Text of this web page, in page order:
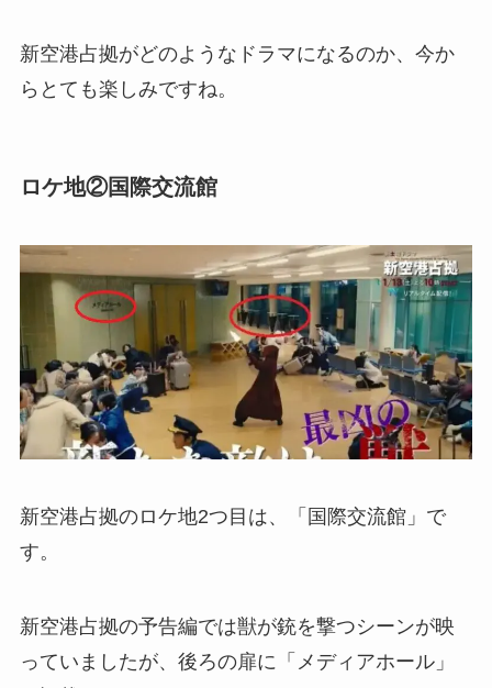
新空港占拠がどのようなドラマになるのか、今か
らとても楽しみですね。
ロケ地②国際交流館
新空港占拠のロケ地2つ目は、「国際交流館」で
す。
新空港占拠の予告編では獣が銃を撃つシーンが映
っていましたが、後ろの扉に「メディアホール」